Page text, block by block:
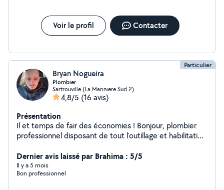
Voir le profil Contacter
Particulier
Bryan Nogueira
Plombier
Sartrouville (La Mariniere Sud 2)
4,8/5 (16 avis)
Présentation
Il et temps de fair des économies ! Bonjour, plombier
professionnel disposant de tout l'outillage et habilitation
mes offres inclues en général, la pièce, si nécessaire, le
déplacement et la main-d'œuvre après la fin de
l'intervention une vérification du bon fonctionnement et
Dernier avis laissé par Brahima : 5/5
Il y a 5 mois
Bon professionnel